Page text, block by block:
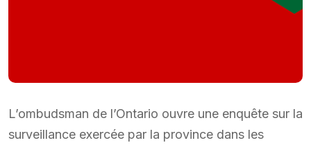
L’ombudsman de l’Ontario ouvre une enquête sur la
surveillance exercée par la province dans les